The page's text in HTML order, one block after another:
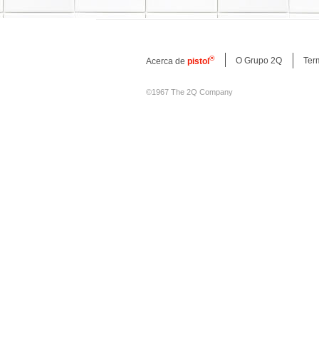
Acerca de pistol® O Grupo 2Q
©1967 The 2Q Company